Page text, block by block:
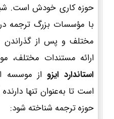
حوزه کاری خودش است.
با مؤسسات بزرگ ترجمه
مختلف و پس از
ارائه مستندات مختلف،
استاندارد ایزو از موسسه
است تا به‌عنوان تنها
حوزه ترجمه شناخته شود: